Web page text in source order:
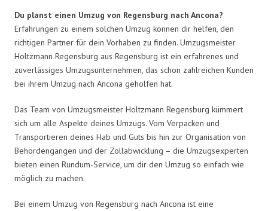
Du planst einen Umzug von Regensburg nach Ancona?
Erfahrungen zu einem solchen Umzug können dir helfen, den
richtigen Partner für dein Vorhaben zu finden. Umzugsmeister
Holtzmann Regensburg aus Regensburg ist ein erfahrenes und
zuverlässiges Umzugsunternehmen, das schon zahlreichen Kunden
bei ihrem Umzug nach Ancona geholfen hat.
Das Team von Umzugsmeister Holtzmann Regensburg kümmert
sich um alle Aspekte deines Umzugs. Vom Verpacken und
Transportieren deines Hab und Guts bis hin zur Organisation von
Behördengängen und der Zollabwicklung – die Umzugsexperten
bieten einen Rundum-Service, um dir den Umzug so einfach wie
möglich zu machen.
Bei einem Umzug von Regensburg nach Ancona ist eine